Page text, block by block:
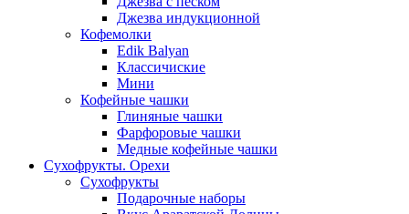
Джезва индукционной
Кофемолки
Edik Balyan
Классичиские
Мини
Кофейные чашки
Глиняные чашки
Фарфоровые чашки
Медные кофейные чашки
Сухофрукты. Орехи
Сухофрукты
Подарочные наборы